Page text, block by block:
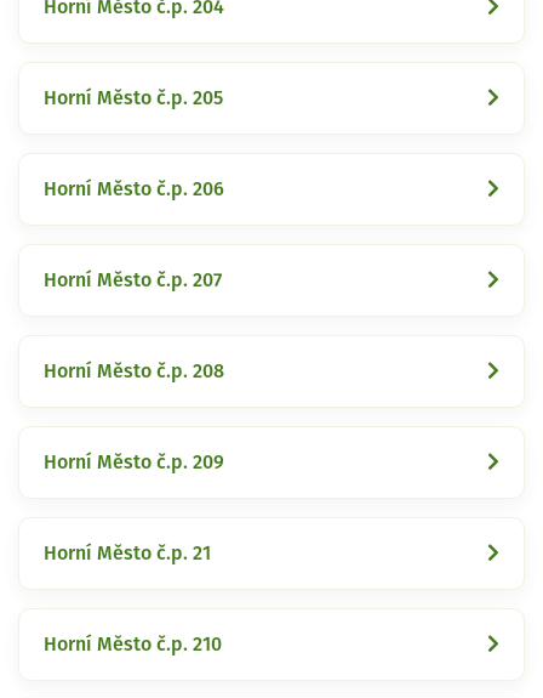
Horní Město č.p. 204
Horní Město č.p. 205
Horní Město č.p. 206
Horní Město č.p. 207
Horní Město č.p. 208
Horní Město č.p. 209
Horní Město č.p. 21
Horní Město č.p. 210